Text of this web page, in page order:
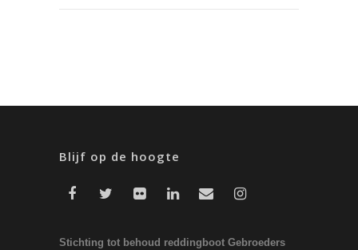
Blijf op de hoogte
Stichting tot behoud reddingboot Gebroeders